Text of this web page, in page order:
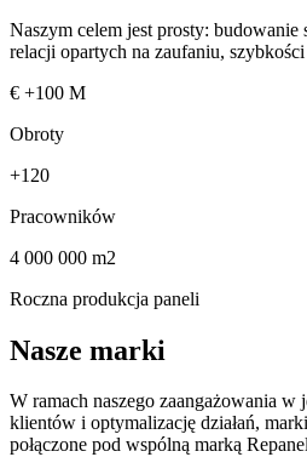
Naszym celem jest prosty: budowanie
relacji opartych na zaufaniu,
€ +100 M
Obroty
+120
Pracowników
4 000 000 m2
Roczna produkcja paneli
Nasze marki
W ramach naszego zaangażowania w
klientów i optymalizację działań,
połączone pod wspólną marką